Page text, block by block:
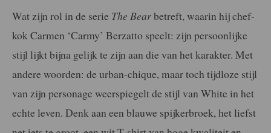
Wat zijn rol in de serie The Bearbetreft, waarin hij chef-
kok Carmen ‘Carmy’ Berzatto speelt: zijn persoonlijke
stijl lijkt bijna gelijk te zijn aan die van het karakter. Met
andere woorden: de urban-chique, maar toch tijdloze stijl
van zijn personage weerspiegelt de stijl van White in het
echte leven. Denk aan een blauwe spijkerbroek, het liefst